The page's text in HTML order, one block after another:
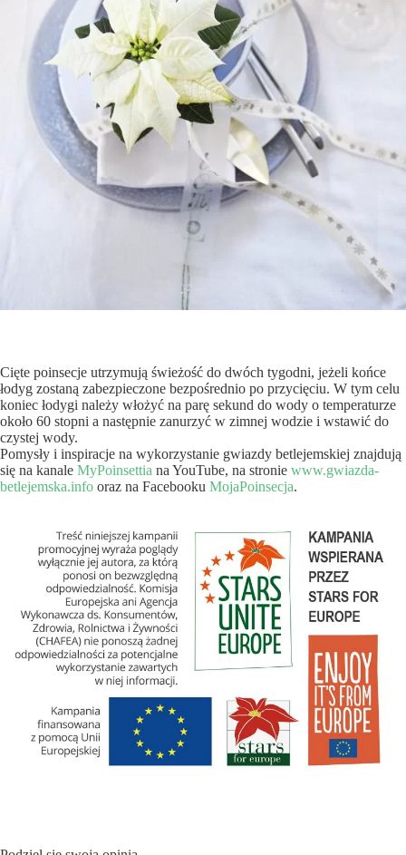
Cięte poinsecje utrzymują świeżość do dwóch tygodni, jeżeli końce
łodyg zostaną zabezpieczone bezpośrednio po przycięciu. W tym celu
koniec łodygi należy włożyć na parę sekund do wody o temperaturze
około 60 stopni a następnie zanurzyć w zimnej wodzie i wstawić do
czystej wody.
Pomysły i inspiracje na wykorzystanie gwiazdy betlejemskiej znajdują
się na kanale MyPoinsettia na YouTube, na stronie www.gwiazda-
betlejemska.info oraz na Facebooku MojaPoinsecja.